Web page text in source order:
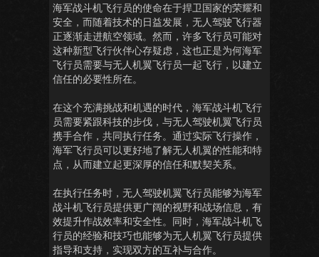
海军战斗机飞行员的使命在于捍卫国家的荣耀和
安全，而随着技术的日益发展，无人驾驶飞行器
正逐渐走进航空领域。然而，许多飞行员可能对
这种新型飞行伙伴心存疑虑，这也正是为何海军
飞行员需要与无人机翼飞行员一起飞行，以建立
信任的必要性所在。
在这个充满挑战和机遇的时代，海军战斗机飞行
员需要紧跟科技的步伐，与无人驾驶机翼飞行员
携手合作，共同执行任务。通过实际飞行操作，
海军飞行员可以更好地了解无人机翼的性能和特
点，从而建立起更深厚的信任和默契关系。
在执行任务时，无人驾驶机翼飞行员能够为海军
战斗机飞行员提供更广阔的视野和战场信息，有
效提升作战效率和安全性。同时，海军战斗机飞
行员的经验和技巧也能够为无人机翼飞行员提供
指导和支持，实现双方的互补与合作。